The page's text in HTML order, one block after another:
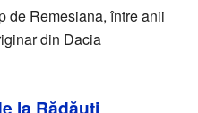
de Remesiana, între anii
din Dacia
la Rădăuți